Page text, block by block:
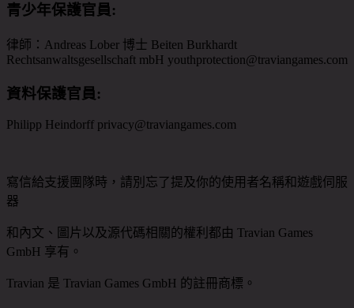
青少年保護官員:
律師：Andreas Lober 博士 Beiten Burkhardt
Rechtsanwaltsgesellschaft mbH youthprotection@traviangames.com
資料保護官員:
Philipp Heindorff privacy@traviangames.com
寫信給支援團隊時，請別忘了提及你的使用者名稱和遊戲伺服
器
和內文、圖片以及源代碼相關的權利都由 Travian Games
GmbH 享有。
Travian 是 Travian Games GmbH 的註冊商標。